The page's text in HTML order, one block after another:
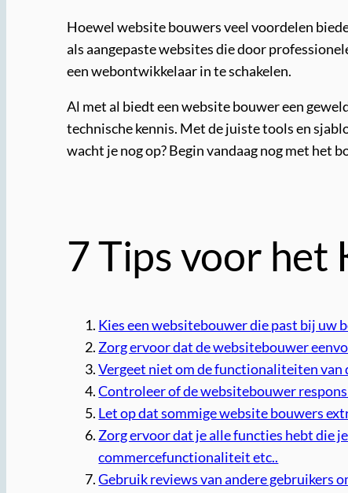
Hoewel website bouwers veel voordelen
als aangepaste websites die door
een webontwikkelaar in te schakelen.
Al met al biedt een website bouwer een
technische kennis. Met de juiste tools en
wacht je nog op? Begin vandaag nog met het
7 Tips voor het
Kies een websitebouwer die past bij uw
Zorg ervoor dat de websitebouwer
Vergeet niet om de functionaliteiten van
Controleer of de websitebouwer
Let op dat sommige website bouwers
Zorg ervoor dat je alle functies hebt die
commercefunctionaliteit etc..
Gebruik reviews van andere gebruikers